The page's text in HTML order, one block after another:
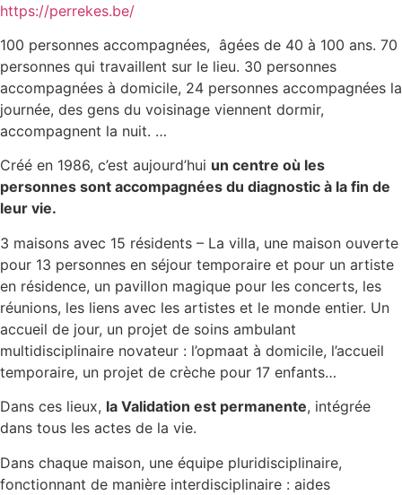
https://perrekes.be/
100 personnes accompagnées, âgées de 40 à 100 ans. 70
personnes qui travaillent sur le lieu. 30 personnes
accompagnées à domicile, 24 personnes accompagnées la
journée, des gens du voisinage viennent dormir,
accompagnent la nuit. …
Créé en 1986, c’est aujourd’hui un centre où les
personnes sont accompagnées du diagnostic à la fin de
leur vie.
3 maisons avec 15 résidents – La villa, une maison ouverte
pour 13 personnes en séjour temporaire et pour un artiste
en résidence, un pavillon magique pour les concerts, les
réunions, les liens avec les artistes et le monde entier. Un
accueil de jour, un projet de soins ambulant
multidisciplinaire novateur : l’opmaat à domicile, l’accueil
temporaire, un projet de crèche pour 17 enfants…
Dans ces lieux, la Validation est permanente, intégrée
dans tous les actes de la vie.
Dans chaque maison, une équipe pluridisciplinaire,
fonctionnant de manière interdisciplinaire : aides